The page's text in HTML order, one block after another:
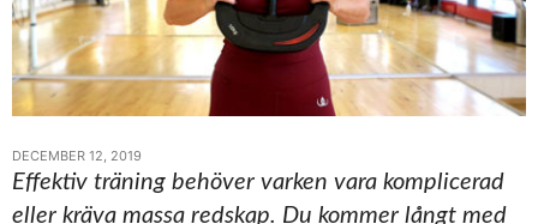
DECEMBER 12, 2019
Effektiv träning behöver varken vara komplicerad
eller kräva massa redskap. Du kommer långt med